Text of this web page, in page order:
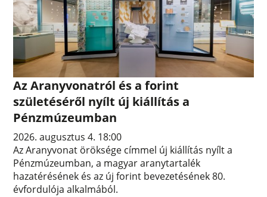
Az Aranyvonatról és a forint
születéséről nyílt új kiállítás a
Pénzmúzeumban
2026. augusztus 4. 18:00
Az Aranyvonat öröksége címmel új kiállítás nyílt a
Pénzmúzeumban, a magyar aranytartalék
hazatérésének és az új forint bevezetésének 80.
évfordulója alkalmából.